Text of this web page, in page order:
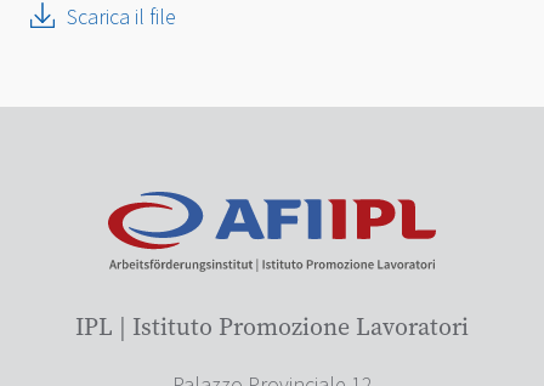
Scarica il file
IPL | Istituto Promozione Lavoratori